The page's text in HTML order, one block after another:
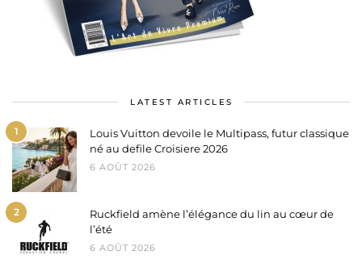
LATEST ARTICLES
1
Louis Vuitton devoile le Multipass, futur classique
né au defile Croisiere 2026
6 AOÛT 2026
2
Ruckfield amène l’élégance du lin au cœur de
l’été
6 AOÛT 2026